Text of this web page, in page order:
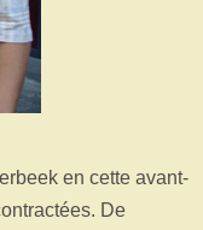
en cette avant-
De